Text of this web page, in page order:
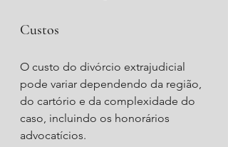
Custos
O custo do divórcio extrajudicial
pode variar dependendo da região,
do cartório e da complexidade do
caso, incluindo os honorários
advocatícios.